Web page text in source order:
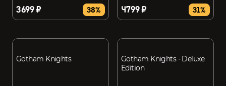
3699 ₽ 38% 4799 ₽ 31%
Gotham Knights
Gotham Knights - Deluxe
Edition